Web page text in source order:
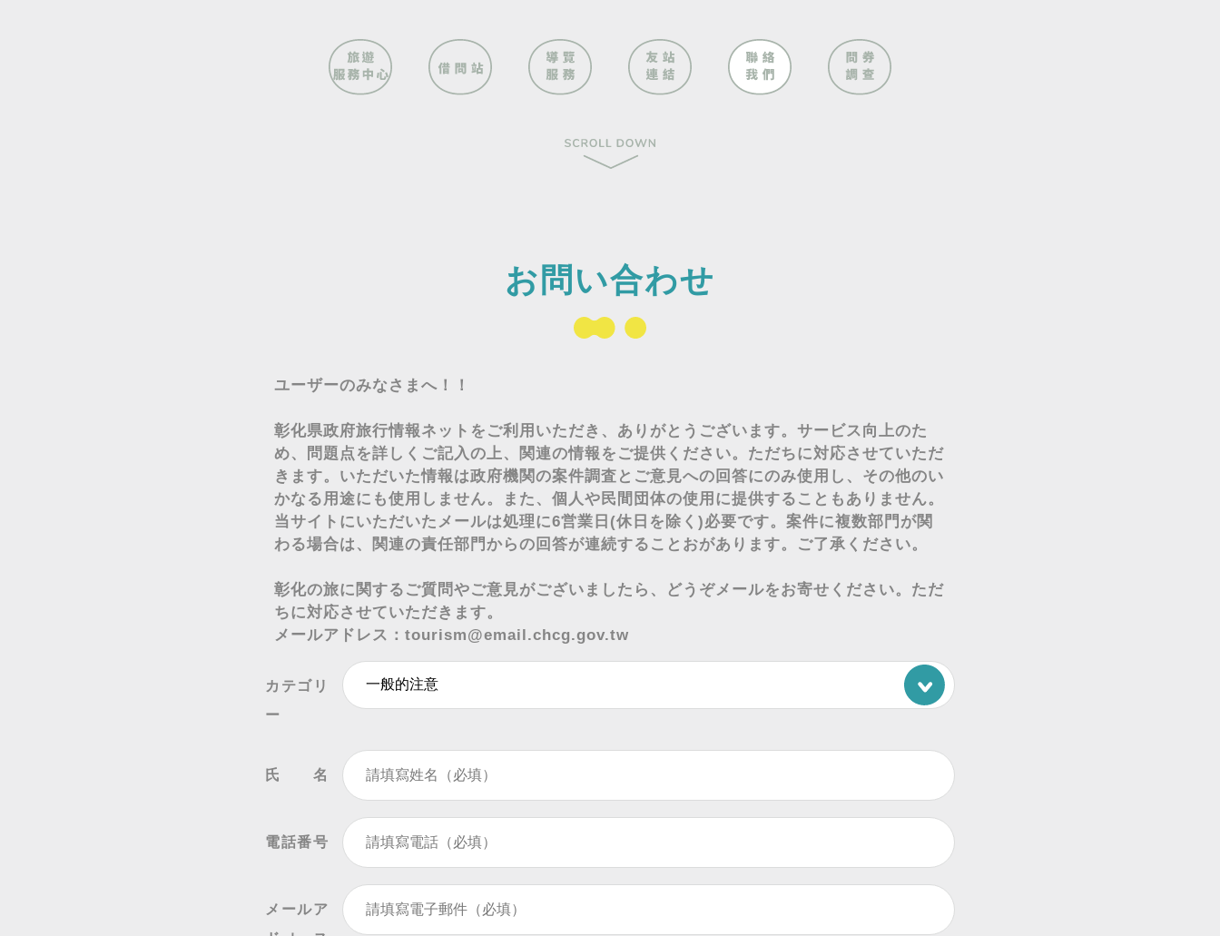
お問い合わせ
ユーザーのみなさまへ！！
彰化県政府旅行情報ネットをご利用いただき、ありがとうございます。サービス向上のた
め、問題点を詳しくご記入の上、関連の情報をご提供ください。ただちに対応させていただ
きます。いただいた情報は政府機関の案件調査とご意見への回答にのみ使用し、その他のい
かなる用途にも使用しません。また、個人や民間団体の使用に提供することもありません。
当サイトにいただいたメールは処理に6営業日(休日を除く)必要です。案件に複数部門が関
わる場合は、関連の責任部門からの回答が連続することおがあります。ご了承ください。
彰化の旅に関するご質問やご意見がございましたら、どうぞメールをお寄せください。ただ
ちに対応させていただきます。
メールアドレス： tourism@email.chcg.gov.tw
カテゴリ
ー
氏名
電話番号
メールア